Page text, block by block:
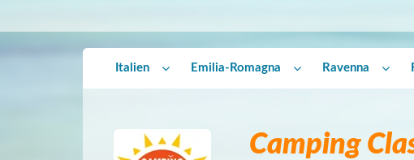
Italien Emilia-Romagna Ravenna
Camping